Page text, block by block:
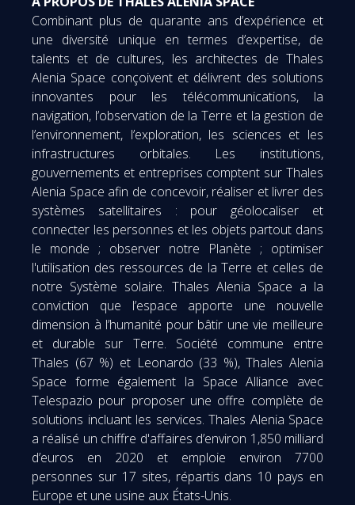
Combinant plus de quarante ans d’expérience et
une diversité unique en termes d’expertise, de
talents et de cultures, les architectes de Thales
Alenia Space conçoivent et délivrent des solutions
innovantes pour les télécommunications, la
navigation, l’observation de la Terre et la gestion de
l’environnement, l’exploration, les sciences et les
infrastructures orbitales. Les institutions,
gouvernements et entreprises comptent sur Thales
Alenia Space afin de concevoir, réaliser et livrer des
systèmes satellitaires : pour géolocaliser et
connecter les personnes et les objets partout dans
le monde ; observer notre Planète ; optimiser
l'utilisation des ressources de la Terre et celles de
notre Système solaire. Thales Alenia Space a la
conviction que l’espace apporte une nouvelle
dimension à l’humanité pour bâtir une vie meilleure
et durable sur Terre. Société commune entre
Thales (67 %) et Leonardo (33 %), Thales Alenia
Space forme également la Space Alliance avec
Telespazio pour proposer une offre complète de
solutions incluant les services. Thales Alenia Space
a réalisé un chiffre d'affaires d’environ 1,850 milliard
d’euros en 2020 et emploie environ 7700
personnes sur 17 sites, répartis dans 10 pays en
Europe et une usine aux États-Unis.